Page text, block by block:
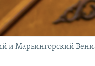
и Марьингорский